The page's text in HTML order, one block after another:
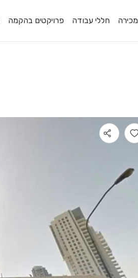
חללי עבודה פרויקטים בהקמה